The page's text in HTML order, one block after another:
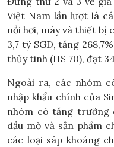
Việt Nam lần lượt là
nồi hơi, máy và thiết bị
3,7 tỷ SGD, tăng
thủy tinh (HS 70), đạt
Ngoài ra, các nhóm
nhập khẩu chính của
nhóm có tăng trưởng
dầu mỏ và sản phẩm
các loại sáp khoáng